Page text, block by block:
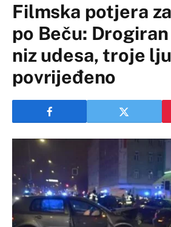
Filmska potjera
po Beču: Drogiran
niz udesa, troje
povrijeđeno